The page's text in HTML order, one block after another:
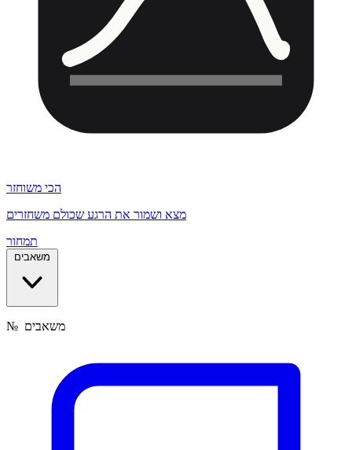
הכי משוחזר
מצא ושמור את הרגע שכולם משחזרים
תמחור
משאבים
№ משאבים